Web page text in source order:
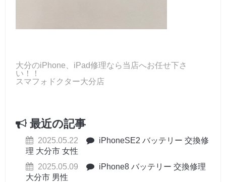
大分のiPhone、iPad修理なら当店へお任せ下さ
い！！
スマフォドクター大分店
最近の記事
2025.05.22
iPhoneSE2 バッテリー 交換修
理 大分市 女性
2025.05.09
iPhone8 バッテリー 交換修理
大分市 男性